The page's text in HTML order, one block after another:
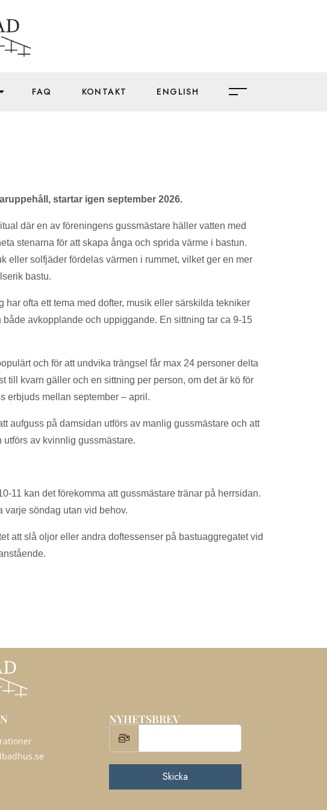
FAQ KONTAKT ENGLISH
startar igen september 2026.
där en av föreningens gussmästare häller vatten med
stenarna för att skapa ånga och sprida värme i bastun.
eller solfjäder fördelas värmen i rummet, vilket ger en mer
bastu.
har ofta ett tema med dofter, musik eller särskilda tekniker
avkopplande och uppiggande. En sittning tar ca 9-15
och för att undvika trängsel får max 24 personer delta
till kvarn gäller och en sittning per person, om det är kö för
erbjuds mellan september – april.
aufguss på damsidan utförs av manlig gussmästare och att
utförs av kvinnlig gussmästare.
11 kan det förekomma att gussmästare tränar på herrsidan.
varje söndag utan vid behov.
att slå oljor eller andra doftessenser på bastuaggregatet vid
NYHETSBREV
Skicka